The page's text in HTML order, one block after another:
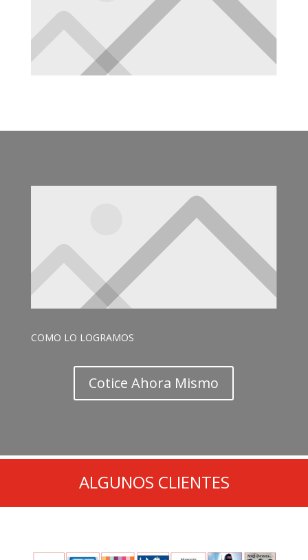
COMO LO LOGRAMOS
Cotice Ahora Mismo
ALGUNOS CLIENTES